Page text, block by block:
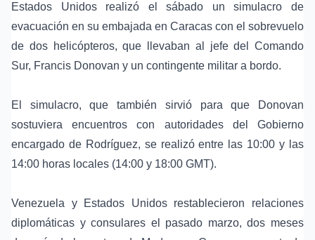
Estados Unidos realizó el sábado un simulacro de
evacuación en su embajada en Caracas con el sobrevuelo
de dos helicópteros, que llevaban al jefe del Comando
Sur, Francis Donovan y un contingente militar a bordo.
El simulacro, que también sirvió para que Donovan
sostuviera encuentros con autoridades del Gobierno
encargado de Rodríguez, se realizó entre las 10:00 y las
14:00 horas locales (14:00 y 18:00 GMT).
Venezuela y Estados Unidos restablecieron relaciones
diplomáticas y consulares el pasado marzo, dos meses